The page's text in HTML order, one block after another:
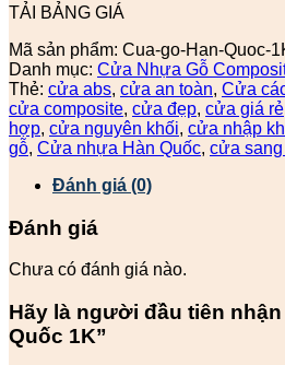
TẢI BẢNG GIÁ
Mã sản phẩm: Cua-go-Han-Quoc-
Danh mục: Cửa Nhựa Gỗ
Thẻ: cửa abs, cửa an toàn, Cửa
cửa composite, cửa đẹp, cửa giá rẻ
hợp, cửa nguyên khối, cửa nhập
gỗ, Cửa nhựa Hàn Quốc, cửa sang
Đánh giá (0)
Đánh giá
Chưa có đánh giá nào.
Hãy là người đầu tiên nhận
Quốc 1K”